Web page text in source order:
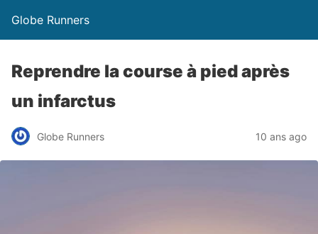
Globe Runners
Reprendre la course à pied après
un infarctus
Globe Runners 10 ans ago